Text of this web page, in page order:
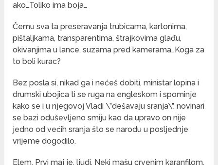
ako…Toliko ima boja…
Čemu sva ta preseravanja trubicama, kartonima,
pištaljkama, transparentima, štrajkovima glađu,
okivanjima u lance, suzama pred kamerama…Koga za
to boli kurac?
Bez posla si, nikad ga i nećeš dobiti, ministar lopina i
drumski ubojica ti se ruga na engleskom i spominje
kako se i u njegovoj Vladi \”dešavaju sranja\”, novinari
se bazi oduševljeno smiju kao da upravo on nije
jedno od većih sranja što se narodu u posljednje
vrijeme dogodilo.
Elem, Prvi maj je, ljudi. Neki mašu crvenim karanfilom,